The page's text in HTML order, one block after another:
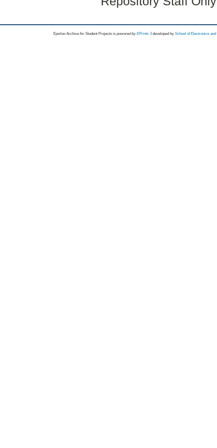
Epsilon Archive for Student Projects is powored byEPrints 3 developed by School of Electronics